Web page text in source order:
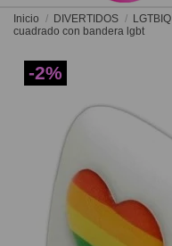
Inicio DIVERTIDOS LGTBIQ
cuadrado con bandera lgbt
-2%